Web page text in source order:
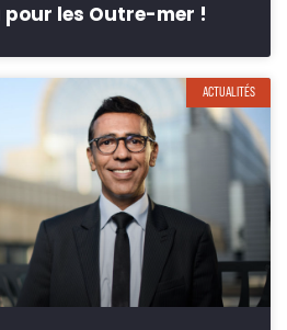
les Outre-mer !
ACTUALITÉS